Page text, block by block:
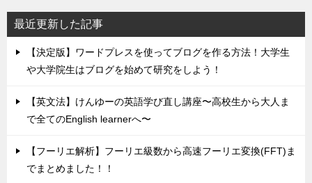
最近更新した記事
【決定版】ワードプレスを使ってブログを作る方法！大学生
や大学院生はブログを始めて研究をしよう！
【英文法】けんゆーの英語学び直し講座〜高校生から大人ま
で全てのEnglish learnerへ〜
【フーリエ解析】フーリエ級数から高速フーリエ変換(FFT)ま
でまとめました！！